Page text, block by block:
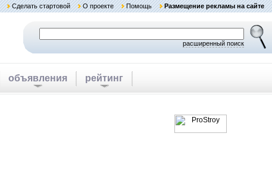
Сделать стартовой О проекте Помощь Размещение рекламы на сайте
расширенный поиск
объявления рейтинг